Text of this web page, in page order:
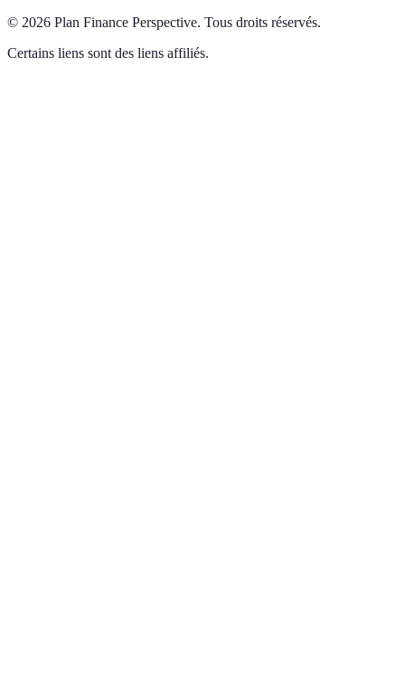
© 2026 Plan Finance Perspective. Tous droits réservés.
Certains liens sont des liens affiliés.